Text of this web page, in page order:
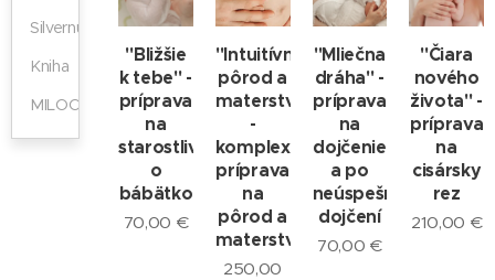
Silvernurse
Kniha
MILOO
"Bližšie
k tebe" -
príprava
na
starostlivosť
o
bábätko
70,00 €
"Intuitívny
pôrod a
materstvo"
-
komplexná
príprava
na
pôrod a
materstvo
250,00
"Mliečna
dráha" -
príprava
na
dojčenie
a po
neúspešnom
dojčení
70,00 €
"Čiara
nového
života" -
príprava
na
cisársky
rez
210,00 €